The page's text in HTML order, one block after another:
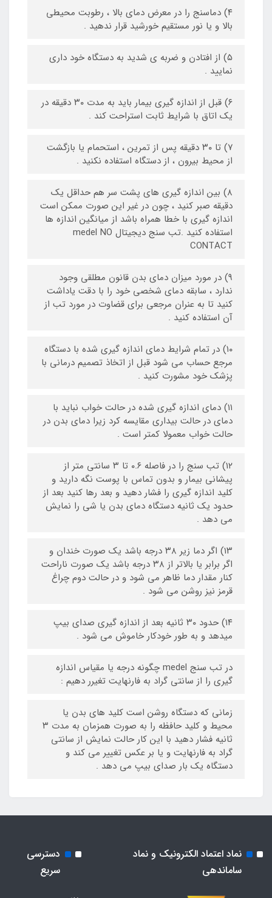
۴) دماسنج را در معرض دمای بالا ، رطوبت محیطی
بالا و یا نور مستقیم خورشید قرار ندهید .
۵) از افتادن و ضربه ی شدید به دستگاه خود داری
نمایید .
۶) قبل از اندازه گیری بیمار باید به مدت ۳۰ دقیقه در
یک اتاق با شرایط ثابت استراحت کند .
۷) تا ۳۰ دقیقه پس از تمرین ، استحمام یا بازگشت
از محیط بیرون ، از دستگاه استفاده نکنید .
۸) بین اندازه گیری های پشت سر هم حداقل یک
دقیقه صبر کنید ، چون در غیر این صورت ممکن است
اندازه گیری با خطا همراه باشد از میانگین اندازه ها
استفاده کنید .تب سنج دیجیتال medel NO
CONTACT
۹) در مورد میزان دمای بدن قانون مطلقی وجود
ندارد ، سابقه دمای شخصی خود را با دقت یاداشت
کنید تا به عنران مرجعی برای قضاوت در مورد تب از
آن استفاده کنید .
۱۰) در تمام شرایط دمای اندازه گیری شده با دستگاه
مرجع حساب می شود قبل از اتخاذ تصمیم درمانی با
پزشک خود مشورت کنید .
۱۱) دمای اندازه گیری شده در حالت خواب نباید با
دمای در حالت بیداری مقایسه کرد زیرا دمای بدن در
حالت خواب معمولا کمتر است .
۱۲) تب سنج را در فاصله ۰.۶ تا ۳ سانتی متر از
پیشانی بیمار و بدون تماس با پوست نگه دارید و
کلید اندازه گیری را فشار دهید و بعد رها کنید بعد از
حدود یک ثانیه دستگاه دمای بدن یا شی را نمایش
می دهد .
۱۳) اگر دما زیر ۳۸ درجه باشد یک صورت خندان و
اگر برابر یا بالاتر از ۳۸ درجه باشد یک صورت ناراحت
کنار مقدار دما ظاهر می شود و در حالت دوم چراغ
قرمز نیز روشن می شود .
۱۴) حدود ۳۰ ثانیه بعد از اندازه گیری صدای بیپ
میدهد و به طور خودکار خاموش می شود .
در تب سنج medel چگونه درجه یا مقیاس اندازه
گیری را از سانتی گراد به فارنهایت تغیرر دهیم :
زمانی که دستگاه روشن است کلید های بدن یا
محیط و کلید حافظه را به صورت همزمان به مدت ۳
ثانیه فشار دهید با این کار حالت نمایش از سانتی
گراد به فارنهایت و یا بر عکس تغییر می کند و
دستگاه یک بار صدای بیپ می دهد .
نماد اعتماد الکترونیک و نماد
ساماندهی
دسترسی
سریع